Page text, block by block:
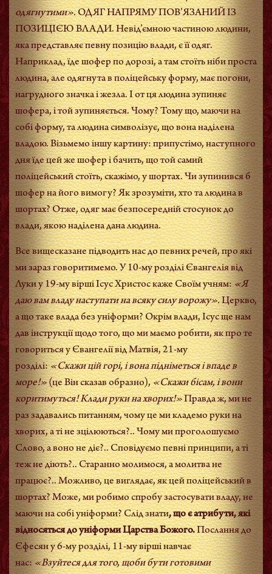
одягнутими».ОДЯГ НАПРЯМУ ПОВ’ЯЗАНИЙ ІЗ
ПОЗИЦІЄЮ ВЛАДИ. Невід’ємною частиною людини,
яка представляє певну позицію влади, є її одяг.
Наприклад, їде шофер по дорозі, а там стоїть ніби проста
людина, але одягнута в поліцейську форму, має погони,
нагрудного значка і жезла. І от ця людина зупиняє
шофера, і той зупиняється. Чому? Тому що, маючи на
собі форму, та людина символізує, що вона наділена
владою. Візьмемо іншу картину: припустімо, наступного
дня їде цей же шофер і бачить, що той самий
поліцейський стоїть, скажімо, у шортах. Чи зупинився б
шофер на його вимогу? Як зрозуміти, хто та людина в
шортах? Отже, одяг має безпосередній стосунок до
влади, якою наділена дана людина.
Все вищесказане підводить нас до певних речей, про які
ми зараз говоритимемо. У 10-му розділі Євангелія від
Луки у 19-му вірші Ісус Христос каже Своїм учням:«Я
даю вам владу наступати на всяку силу ворожу».Церкво,
а що таке влада без уніформи? Окрім влади, Ісус ще нам
дав інструкції щодо того, що ми маємо робити, як про те
говориться у Євангелії від Матвія, 21-му
розділі:«Скажи цій горі, і вона підніметься і впаде в
море!»(це Він сказав образно),«Скажи бісам, і вони
коритимуться! Клади руки на хворих!»Правда ж, ми не
раз задавались питанням, чому це ми кладемо руки на
хворих, а ті не зцілюються?.. Чому ми проголошуємо
Слово, а воно не діє?.. Сповідуємо певні принципи, а ті
теж не діють?.. Старанно молимося, а молитва не
працює?.. Можливо, це виглядає, як цей поліцейський в
шортах? Може, ми робимо спробу застосувати владу, не
маючи на собі уніформи? Слід знати, що є атрибути, які
відносяться до уніформи Царства Божого.Послання до
Єфесян у 6-му розділі, 11-му вірші навчає
нас:«Взуйтеся для того, щоби бути готовими